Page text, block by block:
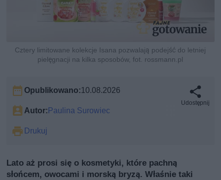
Cztery limitowane kolekcje Isana pozwalają podejść do letniej
pielęgnacji na kilka sposobów, fot. rossmann.pl
Opublikowano:10.08.2026
Autor: Paulina Surowiec
Drukuj
Udostępnij
Lato aż prosi się o kosmetyki, które pachną
słońcem, owocami i morską bryzą. Właśnie taki